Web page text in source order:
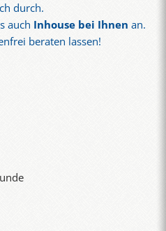
durch.
auch Inhouse bei Ihnen an.
beraten lassen!